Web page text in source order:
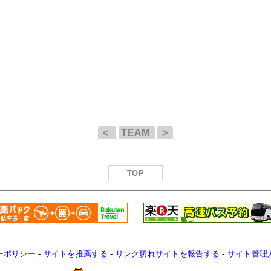
< TEAM >
TOP
ポリシー - サイトを推薦する - リンク切れサイトを報告する - サイト管理